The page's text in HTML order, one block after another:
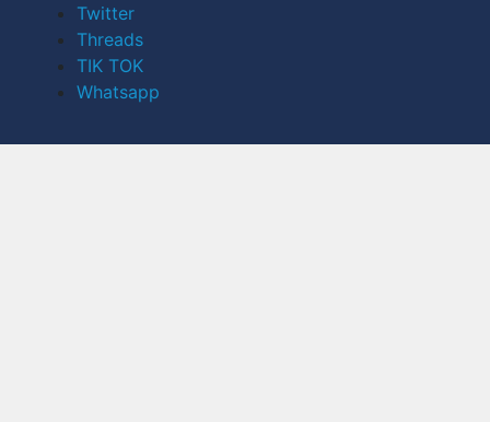
Twitter
Threads
TIK TOK
Whatsapp